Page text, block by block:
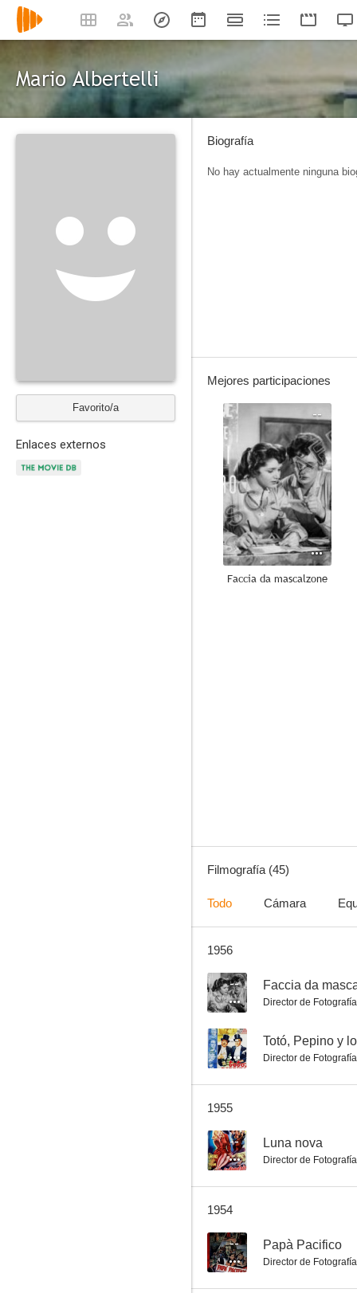
Mario Albertelli
Favorito/a
Enlaces externos
Biografía
No hay actualmente ninguna
Mejores participaciones
--
Faccia da mascalzone
Nerone e Messalina
--
Filmografía (45)
Todo Cámara
1956
-- Faccia da
Director de Fotografía
-- Totó, Pepino y
Director de Fotografía
1955
-- Luna nova
Director de Fotografía
1954
-- Papà Pacifico
Director de Fotografía